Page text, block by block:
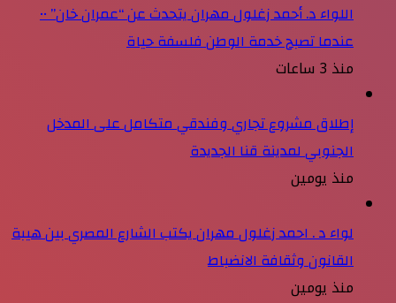
اللواء د. أحمد زغلول مهران يتحدث عن “عمران خان” ••
عندما تصبح خدمة الوطن فلسفة حياة
منذ 3 ساعات
إطلاق مشروع تجاري وفندقي متكامل على المدخل
الجنوبي لمدينة قنا الجديدة
منذ يومين
لواء د . احمد زغلول مهران يكتب الشارع المصري بين هيبة
القانون وثقافة الانضباط
منذ يومين